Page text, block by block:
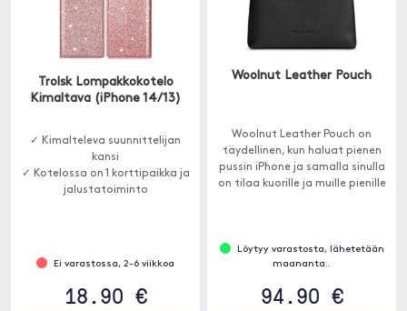
Trolsk Lompakkokotelo
Kimaltava (iPhone 14/13)
✓ Kimalteleva suunnittelijan
kansi
✓ Kotelossa on 1 korttipaikka ja
jalustatoiminto
Ei varastossa, 2-6 viikkoa
18.90 €
Woolnut Leather Pouch
Woolnut Leather Pouch on
täydellinen, kun haluat pienen
pussin iPhone ja samalla sinulla
on tilaa kuorille ja muille pienille
Löytyy varastosta, lähetetään
maananta..
94.90 €